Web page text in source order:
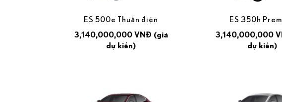
ES 500e Thuần điện
3,140,000,000 VNĐ (giá
dự kiến)
ES 350h
3,140,000,000
dự kiến)